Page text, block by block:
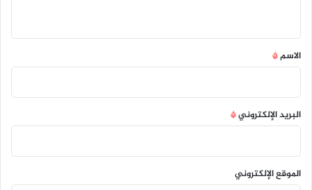
*
الاسم*
البريد الإلكتروني*
الموقع الإلكتروني